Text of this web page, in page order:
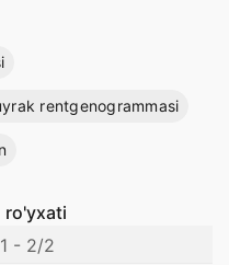
rentgenogrammasi
ro'yxati
- 2/2